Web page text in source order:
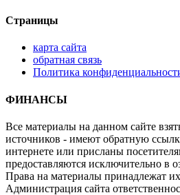
Страницы
карта сайта
обратная связь
Политика
ФИНАНСЫ
Все материалы на данном сайте
источников - имеют обратную
интернете или присланы
предоставляются исключительно в
Права на материалы принадлежат
Администрация сайта